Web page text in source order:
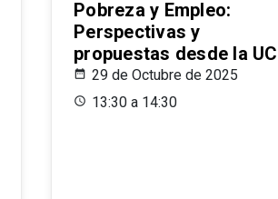
Pobreza y Empleo:
Perspectivas y
propuestas desde la UC
29 de Octubre de 2025
13:30 a 14:30